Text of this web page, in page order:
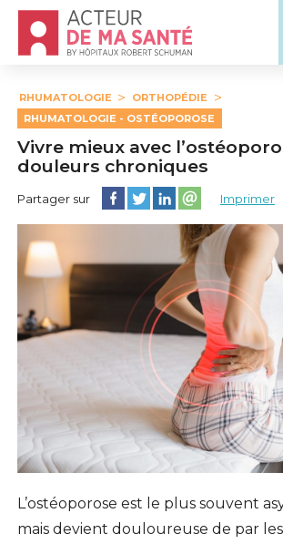
Accueil - Acteur de ma santé, by
RHUMATOLOGIE
ORTHOPÉDIE
RHUMATOLOGIE - OSTÉOPOROSE
Vivre mieux avec
douleurs chroniques
Partager sur Partager cette page sur
Partager cette page sur
Partager cette page
Partager cette
Imprimer
L’ostéoporose est le plus souvent
mais devient douloureuse de par